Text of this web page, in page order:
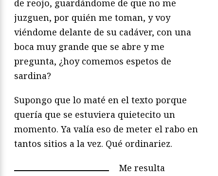
de reojo, guardándome de que no me
juzguen, por quién me toman, y voy
viéndome delante de su cadáver, con una
boca muy grande que se abre y me
pregunta, ¿hoy comemos espetos de
sardina?
Supongo que lo maté en el texto porque
quería que se estuviera quietecito un
momento. Ya valía eso de meter el rabo en
tantos sitios a la vez. Qué ordinariez.
Me resulta